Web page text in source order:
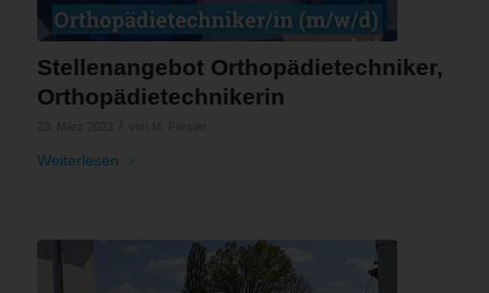
Stellenangebot Orthopädietechniker,
Orthopädietechnikerin
Weiterlesen